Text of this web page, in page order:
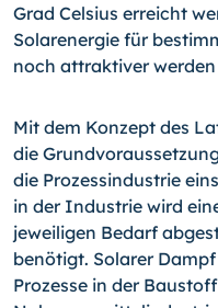
Grad Celsius erreicht
Solarenergie für
noch attraktiver werden
Mit dem Konzept des
die
die Prozessindustrie
in der Industrie wird
jeweiligen Bedarf
benötigt. Solarer
Prozesse in der